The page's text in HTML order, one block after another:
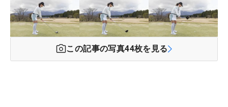
この記事の写真44枚を見る